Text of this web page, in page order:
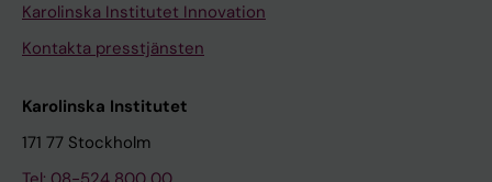
Karolinska Institutet Innovation
Kontakta presstjänsten
Karolinska Institutet
171 77 Stockholm